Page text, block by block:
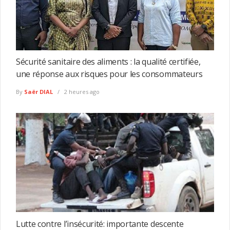
Sécurité sanitaire des aliments : la qualité certifiée,
une réponse aux risques pour les consommateurs
By Saër DIAL 2 heures ago
Lutte contre l’insécurité: importante descente